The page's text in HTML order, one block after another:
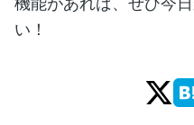
い！